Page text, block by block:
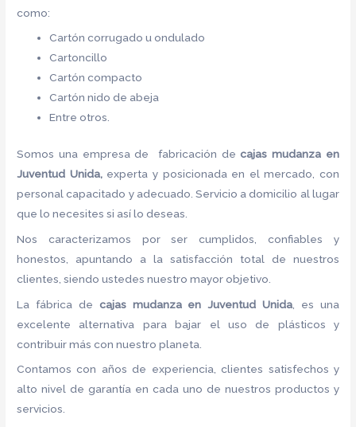
como:
Cartón corrugado u ondulado
Cartoncillo
Cartón compacto
Cartón nido de abeja
Entre otros.
Somos una empresa de fabricación decajas mudanza en
Juventud Unida, experta y posicionada en el mercado, con
personal capacitado y adecuado. Servicio a domicilio al lugar
que lo necesites si así lo deseas.
Nos caracterizamos por ser cumplidos, confiables y
honestos, apuntando a la satisfacción total de nuestros
clientes, siendo ustedes nuestro mayor objetivo.
La fábrica de cajas mudanza en Juventud Unida , es una
excelente alternativa para bajar el uso de plásticos y
contribuir más con nuestro planeta.
Contamos con años de experiencia, clientes satisfechos y
alto nivel de garantía en cada uno de nuestros productos y
servicios.